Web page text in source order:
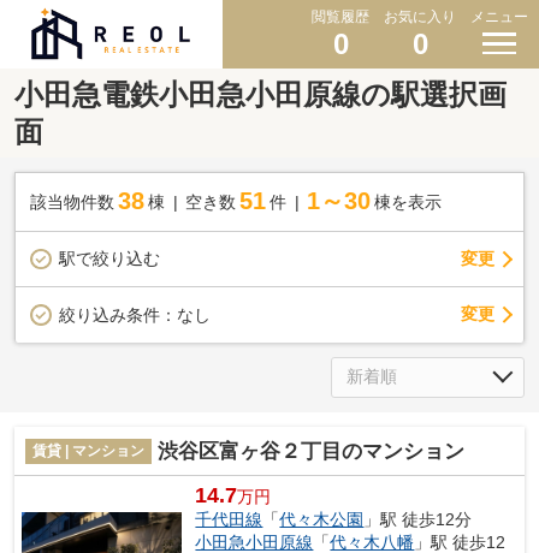
閲覧履歴
0
お気に入り
0
メニュー
小田急電鉄小田急小田原線の駅選択画
面
該当物件数 38棟 空き数 51 件 1～30 棟を表示
駅で絞り込む 変更
絞り込み条件： なし 変更
賃貸 | マンション 渋谷区富ヶ谷２丁目のマンション
14.7万円
千代田線 「代々木公園 」駅 徒歩12分
小田急小田原線 「代々木八幡 」駅 徒歩12